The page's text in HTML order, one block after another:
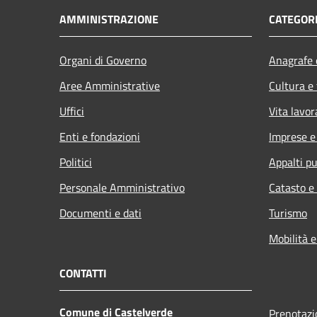
AMMINISTRAZIONE
Organi di Governo
Aree Amministrative
Uffici
Enti e fondazioni
Politici
Personale Amministrativo
Documenti e dati
Cultura
Vita
Imprese
Appalti
Catasto
Turismo
Mobilità
CONTATTI
Comune di Castelverde